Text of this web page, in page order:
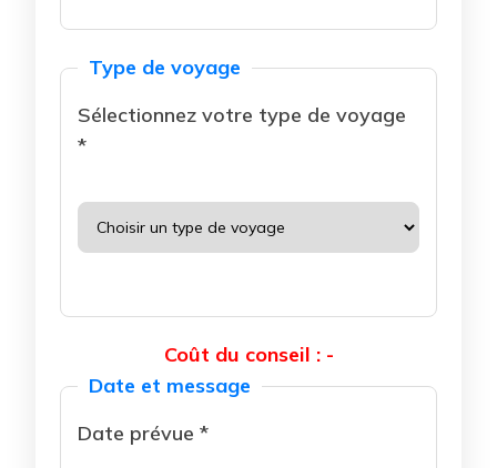
Type de voyage
Sélectionnez votre type de voyage
*
Coût du conseil : -
Date et message
Date prévue *